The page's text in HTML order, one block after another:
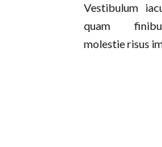
Vestibulum
quam
molestie risus